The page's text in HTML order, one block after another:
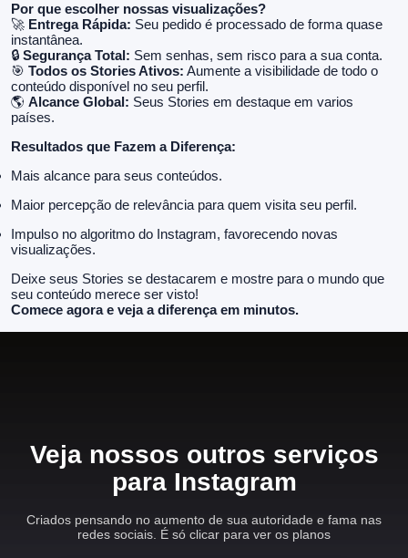
Por que escolher nossas visualizações?
🚀 Entrega Rápida: Seu pedido é processado de forma quase
instantânea.
🔒 Segurança Total: Sem senhas, sem risco para a sua conta.
🎯 Todos os Stories Ativos: Aumente a visibilidade de todo o
conteúdo disponível no seu perfil.
🌎 Alcance Global: Seus Stories em destaque em varios
países.
Resultados que Fazem a Diferença:
Mais alcance para seus conteúdos.
Maior percepção de relevância para quem visita seu perfil.
Impulso no algoritmo do Instagram, favorecendo novas
visualizações.
Deixe seus Stories se destacarem e mostre para o mundo que
seu conteúdo merece ser visto!
Comece agora e veja a diferença em minutos.
Veja nossos outros serviços
para Instagram
Criados pensando no aumento de sua autoridade e fama nas
redes sociais. É só clicar para ver os planos